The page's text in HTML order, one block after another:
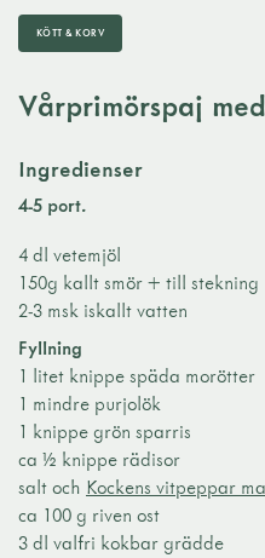
KÖTT & KORV
Vårprimörspaj
Ingredienser
4-5 port.
4 dl vetemjöl
150g kallt smör + till stekning
2-3 msk iskallt vatten
Fyllning
1 litet knippe späda morötter
1 mindre purjolök
1 knippe grön sparris
ca ½ knippe rädisor
salt och Kockens vitpeppar
ca 100 g riven ost
3 dl valfri kokbar grädde